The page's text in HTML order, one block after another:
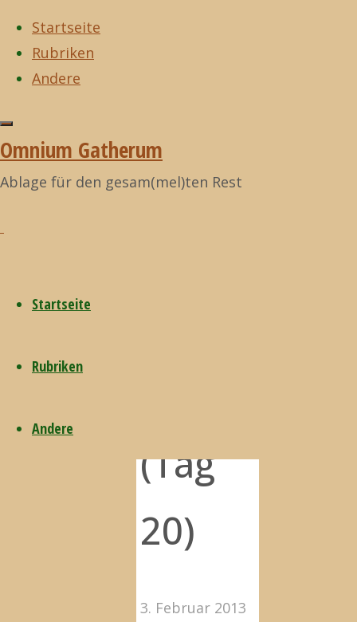
Zum
springen
Startseite
Rubriken
Andere
Omnium Gatherum
Ablage für den gesam(mel)ten Rest
Startseite
Rubriken
Andere
03. Februar 2014
(Tag 20)
Mo.
(Tag
20)
3. Februar 2013